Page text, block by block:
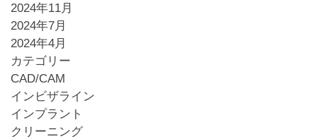
2024年11月
2024年7月
2024年4月
カテゴリー
CAD/CAM
インビザライン
インプラント
クリーニング